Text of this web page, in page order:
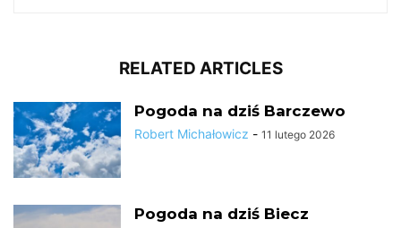
RELATED ARTICLES
Pogoda na dziś Barczewo
Robert Michałowicz - 11 lutego 2026
Pogoda na dziś Biecz